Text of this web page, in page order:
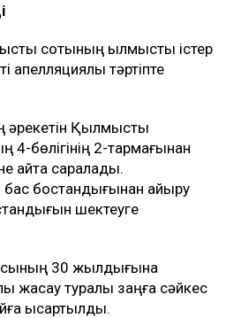
сотының қылмыстық істер
апелляциялық тәртіпте
әрекетін Қылмыстық
4-бөлігінің 2-тармағынан
қайта саралады.
бас бостандығынан айыру
шектеуге
30 жылдығына
жасау туралы заңға сәйкес
қысқартылды.